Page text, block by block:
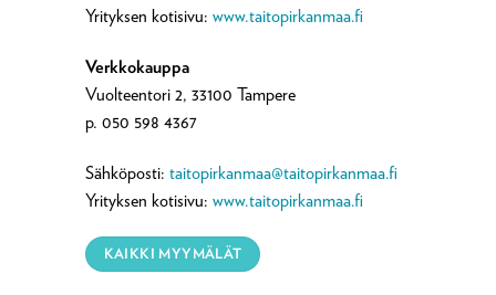
Yrityksen kotisivu:www.taitopirkanmaa.fi
Verkkokauppa
Vuolteentori 2, 33100 Tampere
p. 050 598 4367
Sähköposti:taitopirkanmaa@taitopirkanmaa.fi
Yrityksen kotisivu:www.taitopirkanmaa.fi
KAIKKI MYYMÄLÄT